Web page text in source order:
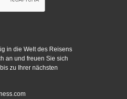
in die Welt des Reisens
an und freuen Sie sich
zu Ihrer nächsten